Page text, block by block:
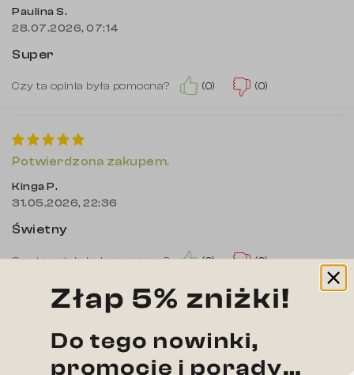
Paulina S.
28.07.2026, 07:14
Super
Czy ta opinia była pomocna? (0) (0)
Potwierdzona zakupem.
Kinga P.
31.05.2026, 22:36
Świetny
Czy ta opinia była pomocna? (0) (0)
Potwierdzona zakupem.
Justyna K.